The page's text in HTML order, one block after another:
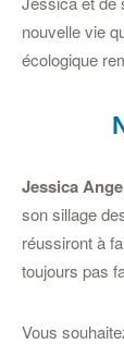
nouvelle vie
écologique
Jessica
son sillage
réussiront à
toujours pas
Vous